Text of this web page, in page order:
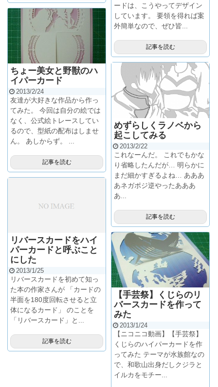
ードは、こうやってデザイン
しています。 要領を得れば案
外簡単なので、ぜひ皆...
記事を読む
ちょー美女と野獣のハ
イパーカード
2013/2/24
友達が大好きな作品から作っ
てみた。 今回は自分の絵では
なく、公式絵トレースしてい
るので、型紙の配布はしませ
ん。 あしからず。 ...
記事を読む
めずらしくラノベから
起こしてみる
2013/2/22
これなーんだ。 これでもかな
り省略したんだが… 明らかに
まだ細かすぎるよね… あああ
あネガポジ逆やったあああ
あ...
記事を読む
リバースカードをハイ
パーカードと呼ぶこと
にした
2013/1/25
リバースカードを初めて知っ
た本の作家さんが 「カードの
半面を180度回転させると立
体になるカード」 のことを
「リバースカード」と...
記事を読む
【手芸祭】くじらのリ
バースカードを作って
みた
2013/1/24
【ニコニコ動画】【手芸祭】
くじらのハイパーカードを作
ってみた テーマが水族館なの
で、和歌山出身だしクジラと
イルカをモチー...